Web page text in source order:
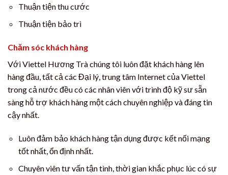
Thuận tiện thu cước
Thuận tiện bảo trì
Chăm sóc khách hàng
Với Viettel Hương Trà chúng tôi luôn đặt khách hàng lên
hàng đầu, tất cả các Đại lý, trung tâm Internet của Viettel
trong cả nước đều có các nhân viên với trình độ kỹ sư sẵn
sàng hỗ trợ khách hàng một cách chuyên nghiệp và đáng tin
cậy nhất.
Luôn đảm bảo khách hàng tận dụng được kết nối mạng
tốt nhất, ổn định nhất.
Chuyên viên tư vấn tận tình, thời gian khắc phục lúc có sự